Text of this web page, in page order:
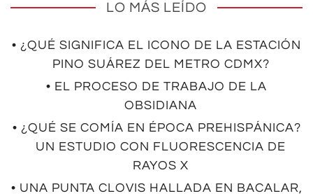
LO MÁS LEÍDO
• ¿QUÉ SIGNIFICA EL ICONO DE LA ESTACIÓN
PINO SUÁREZ DEL METRO CDMX?
• EL PROCESO DE TRABAJO DE LA
OBSIDIANA
• ¿QUÉ SE COMÍA EN ÉPOCA PREHISPÁNICA?
UN ESTUDIO CON FLUORESCENCIA DE
RAYOS X
• UNA PUNTA CLOVIS HALLADA EN BACALAR,